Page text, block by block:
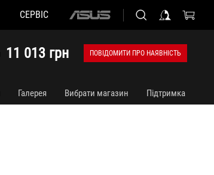
СЕРВІС
ASUS
11 013 грн ПОВІДОМИТИ ПРО НАЯВНІСТЬ
Галерея Вибрати магазин Підтримка